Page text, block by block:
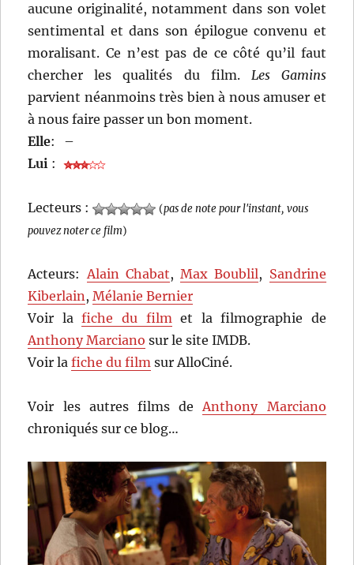
aucune originalité, notamment dans son volet
sentimental et dans son épilogue convenu et
moralisant. Ce n’est pas de ce côté qu’il faut
chercher les qualités du film. Les Gamins
parvient néanmoins très bien à nous amuser et
à nous faire passer un bon moment.
Elle:
–
Lui :
Lecteurs : (pas de note pour l'instant, vous
pouvez noter ce film)
Acteurs:Alain Chabat,Max Boublil, Sandrine
Kiberlain,Mélanie Bernier
Voir lafiche du filmet la filmographie de
Anthony Marciano sur le site IMDB.
Voir lafiche du film sur AlloCiné.
Voir les autres films deAnthony Marciano
chroniqués sur ce blog…